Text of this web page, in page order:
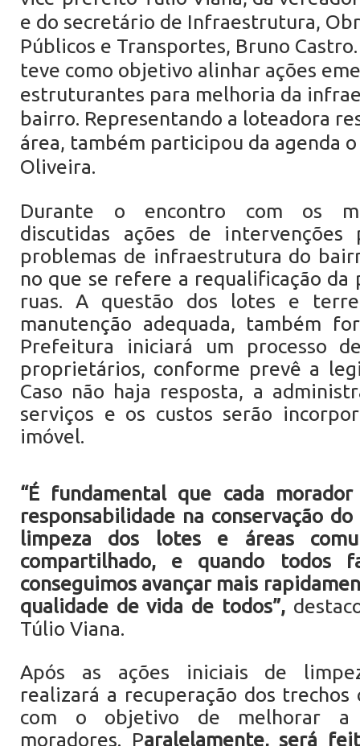
e do secretário de Infraestrutura,
Públicos e Transportes, Bruno
teve como objetivo alinhar ações
estruturantes para melhoria da
bairro. Representando a loteadora
área, também participou da agenda o
Oliveira.
Durante o encontro com os
discutidas ações de intervenções
problemas de infraestrutura do
no que se refere a requalificação da
ruas. A questão dos lotes e
manutenção adequada, também
Prefeitura iniciará um processo
proprietários, conforme prevê a
Caso não haja resposta, a
serviços e os custos serão
imóvel.
“É fundamental que cada morador
responsabilidade na conservação
limpeza dos lotes e áreas
compartilhado, e quando todos
conseguimos avançar mais
qualidade de vida de todos”,
Túlio Viana.
Após as ações iniciais de
realizará a recuperação dos
com o objetivo de melhorar a
moradores. Paralelamente, será